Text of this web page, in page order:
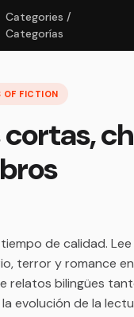
Categories /
Categorías
OF FICTION
de calidad.
terror y romance en
relatos bilingües
evolución de la